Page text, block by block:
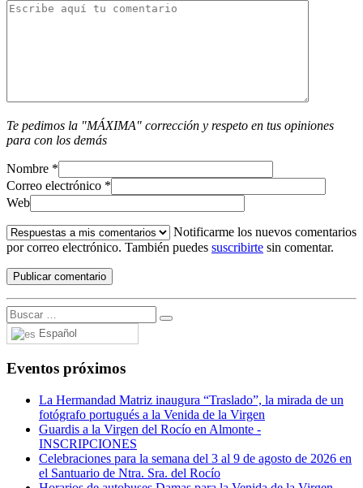
Te pedimos la "MÁXIMA" corrección y respeto en tus opiniones
para con los demás
Nombre *
Correo electrónico *
Web
Notificarme los nuevos comentarios
por correo electrónico. También puedes suscribirte sin comentar.
Español
Eventos próximos
La Hermandad Matriz inaugura “Traslado”, la mirada de un
fotógrafo portugués a la Venida de la Virgen
Guardis a la Virgen del Rocío en Almonte -
INSCRIPCIONES
Celebraciones para la semana del 3 al 9 de agosto de 2026 en
el Santuario de Ntra. Sra. del Rocío